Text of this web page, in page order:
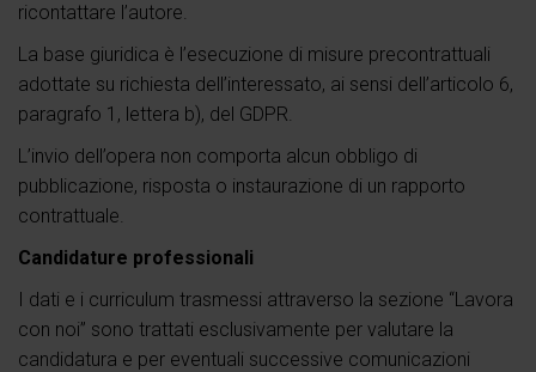
ricontattare l’autore.
La base giuridica è l’esecuzione di misure precontrattuali
adottate su richiesta dell’interessato, ai sensi dell’articolo 6,
paragrafo 1, lettera b), del GDPR.
L’invio dell’opera non comporta alcun obbligo di
pubblicazione, risposta o instaurazione di un rapporto
contrattuale.
Candidature professionali
I dati e i curriculum trasmessi attraverso la sezione “Lavora
con noi” sono trattati esclusivamente per valutare la
candidatura e per eventuali successive comunicazioni